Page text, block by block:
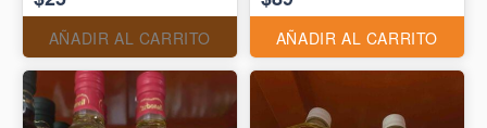
AÑADIR AL CARRITO AÑADIR AL CARRITO